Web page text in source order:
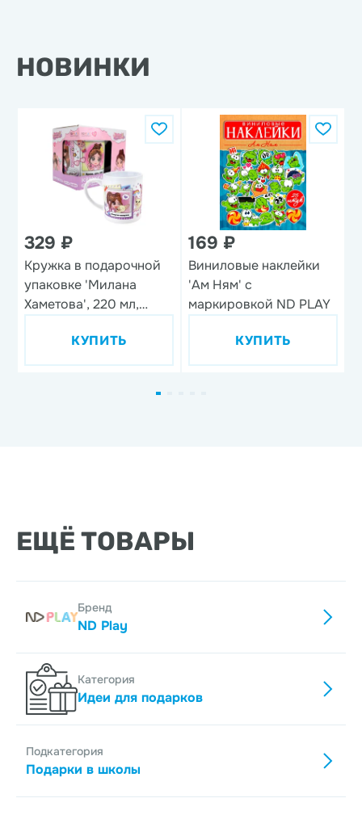
НОВИНКИ
329 ₽
Кружка в подарочной
упаковке 'Милана
Хаметова', 220 мл,
КУПИТЬ
169 ₽
Виниловые наклейки
'Ам Ням' с
маркировкой ND PLAY
КУПИТЬ
ЕЩЁ ТОВАРЫ
Бренд
ND Play
Категория
Идеи для подарков
Подкатегория
Подарки в школы